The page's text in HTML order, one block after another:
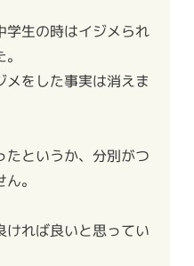
学生の時はイジメられ
をした事実は消えま
たというか、分別がつ
。
ければ良いと思ってい